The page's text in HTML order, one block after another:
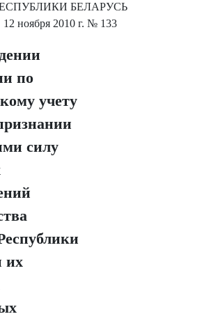
БЕЛАРУСЬ
12 ноября 2010 г. № 133
по
учету
силу
их